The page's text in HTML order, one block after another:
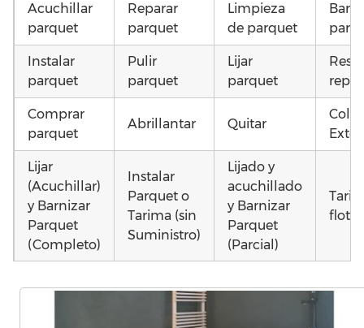
Acuchillar
parquet
Reparar
parquet
Limpieza
de parquet
Instalar
parquet
Pulir
parquet
Lijar
parquet
Comprar
parquet
Abrillantar Quitar
Lijar
(Acuchillar)
y Barnizar
Parquet
(Completo)
Instalar
Parquet o
Tarima (sin
Suministro)
Lijado y
acuchillado
y Barnizar
Parquet
(Parcial)
parquet o